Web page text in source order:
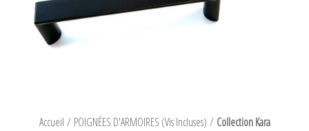
Accueil / POIGNÉES D'ARMOIRES (Vis Incluses) / Collection Kara